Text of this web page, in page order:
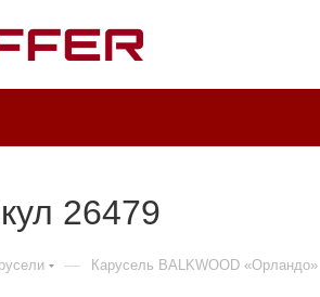
26479
— Карусель BALKWOOD «Орландо»